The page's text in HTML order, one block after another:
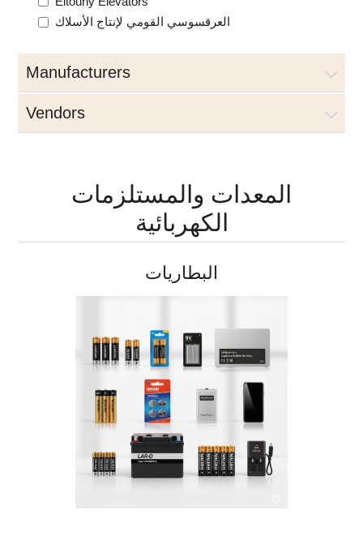
العرقسوسي القومي لإنتاج الأسلاك
Manufacturers
Vendors
المعدات والمستلزمات
الكهربائية
البطاريات